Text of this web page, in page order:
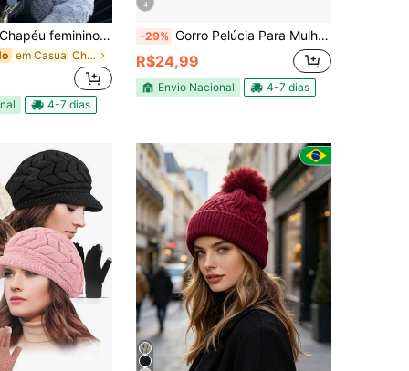
Chapéu feminino retrô clochê de feltro
em Casual Chapéu de piloto feminino
4-7 dias
4
-29% Gorro Pelúcia Para Mulheres Bem Quente Para Frio Pelúcia Fina de Luxo
R$24,99
Envio Nacional 4-7 dias